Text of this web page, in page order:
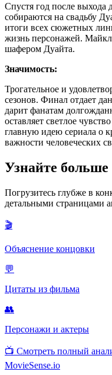
Спустя год после выхода
собираются на свадьбу
итоги всех сюжетных
жизнь персонажей. Майкл
шафером Дуайта.
Значимость:
Трогательное и
сезонов. Финал отдает
дарит фанатам
оставляет светлое
главную идею сериала о
важности человеческих
Узнайте
Погрузитесь глубже в
детальными страницами
🎬
Объяснение концовки
💬
Цитаты из фильма
👥
Персонажи и актеры
📺 Смотреть полный
MovieSense.io